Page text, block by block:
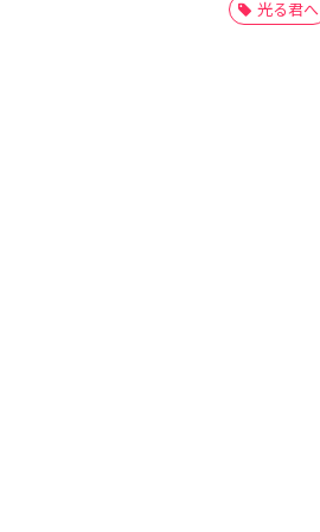
光る君へ